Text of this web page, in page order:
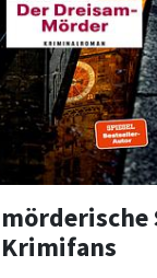
mörderische
Krimifans